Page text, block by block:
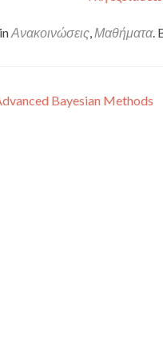
Ανακοινώσεις,Μαθήματα.
Bayesian Methods